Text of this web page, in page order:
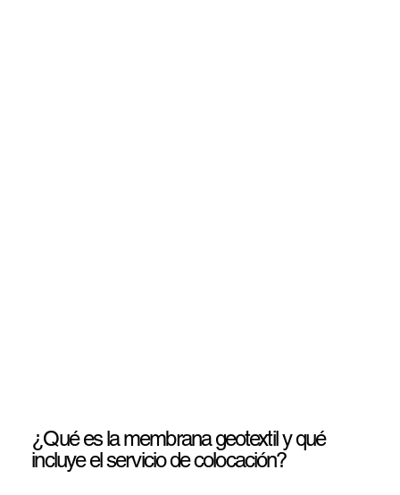
¿Qué es la membrana geotextil y qué
incluye el servicio de colocación?